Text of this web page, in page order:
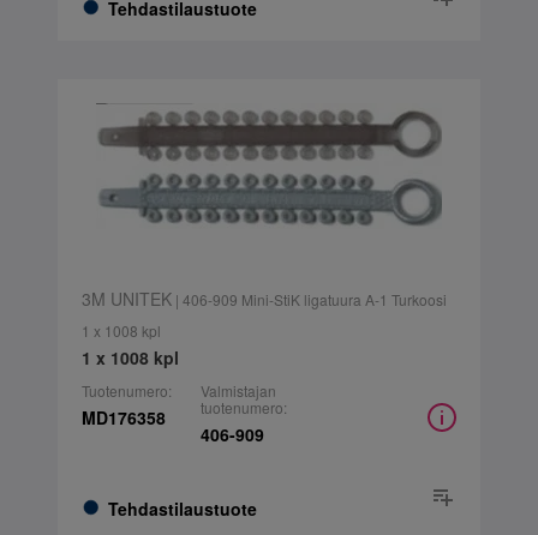
Tehdastilaustuote
3M UNITEK| 406-909 Mini-StiK ligatuura A-1 Turkoosi
1 x 1008 kpl
1 x 1008 kpl
Tuotenumero:
MD176358
Tehdastilaustuote
Valmistajan
tuotenumero:
406-909